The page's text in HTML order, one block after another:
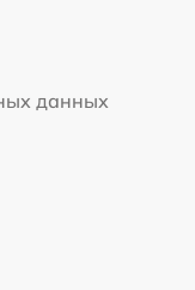
данных